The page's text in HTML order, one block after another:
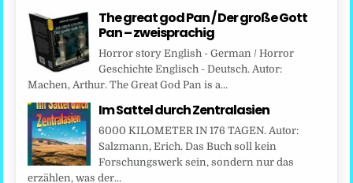
The great god Pan / Der große Gott
Pan – zweisprachig
Horror story English - German / Horror
Geschichte Englisch - Deutsch. Autor:
Machen, Arthur. The Great God Pan is a...
Im Sattel durch Zentralasien
6000 KILOMETER IN 176 TAGEN. Autor:
Salzmann, Erich. Das Buch soll kein
Forschungswerk sein, sondern nur das
erzählen, was der...